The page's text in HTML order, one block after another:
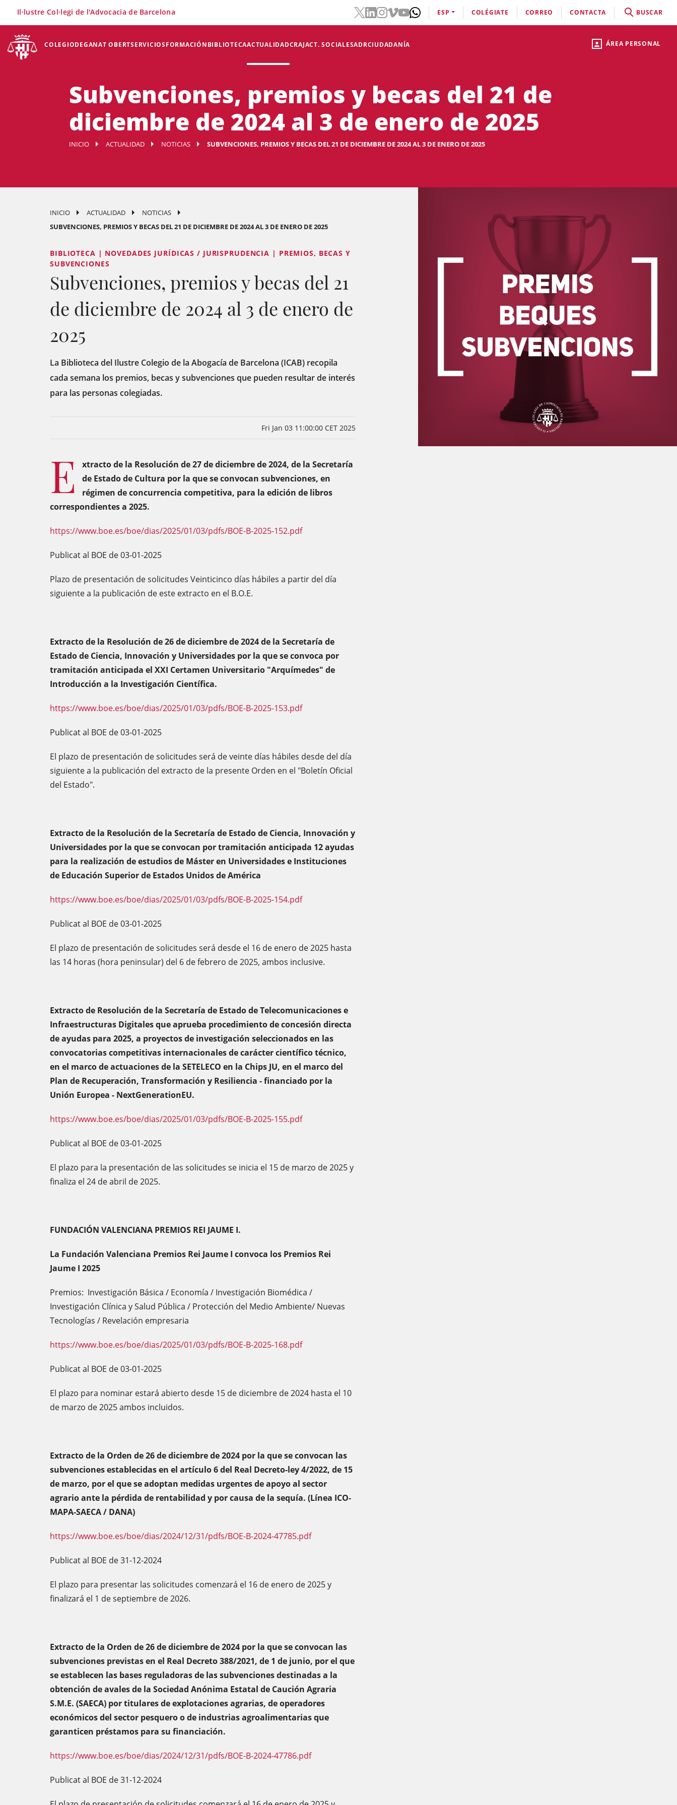
ÁREA PERSONAL
COLEGIODEGANAT OBERTSERVICIOSFORMACIÓNBIBLIOTECAACTUALIDADCRAJACT. SOCIALESADRCIUDADANÍA
Il·lustre Col·legi de l'Advocacia de Barcelona ESP COLÉGIATE CORREO CONTACTA BUSCAR
Subvenciones, premios y becas del 21 de
diciembre de 2024 al 3 de enero de 2025
INICIO ACTUALIDAD NOTICIAS SUBVENCIONES, PREMIOS Y BECAS DEL 21 DE DICIEMBRE DE 2024 AL 3 DE ENERO DE 2025
INICIO ACTUALIDAD
NOTICIAS
SUBVENCIONES, PREMIOS Y BECAS DEL 21 DE DICIEMBRE DE 2024 AL 3 DE ENERO DE 2025
BIBLIOTECA | NOVEDADES JURÍDICAS / JURISPRUDENCIA | PREMIOS, BECAS Y
SUBVENCIONES
Subvenciones, premios y becas del 21
de diciembre de 2024 al 3 de enero de
2025
La Biblioteca del Ilustre Colegio de la Abogacía de Barcelona (ICAB) recopila
cada semana los premios, becas y subvenciones que pueden resultar de interés
para las personas colegiadas.
Fri Jan 03 11:00:00 CET 2025
E
xtracto de la Resolución de 27 de diciembre de 2024, de la Secretaría
de Estado de Cultura por la que se convocan subvenciones, en
régimen de concurrencia competitiva, para la edición de libros
correspondientes a 2025.
https://www.boe.es/boe/dias/2025/01/03/pdfs/BOE-B-2025-152.pdf
Publicat al BOE de 03-01-2025
Plazo de presentación de solicitudes Veinticinco días hábiles a partir del día
siguiente a la publicación de este extracto en el B.O.E.
Extracto de la Resolución de 26 de diciembre de 2024 de la Secretaría de
Estado de Ciencia, Innovación y Universidades por la que se convoca por
tramitación anticipada el XXI Certamen Universitario "Arquímedes" de
Introducción a la Investigación Científica.
https://www.boe.es/boe/dias/2025/01/03/pdfs/BOE-B-2025-153.pdf
Publicat al BOE de 03-01-2025
El plazo de presentación de solicitudes será de veinte días hábiles desde del día
siguiente a la publicación del extracto de la presente Orden en el "Boletín Oficial
del Estado".
Extracto de la Resolución de la Secretaría de Estado de Ciencia, Innovación y
Universidades por la que se convocan por tramitación anticipada 12 ayudas
para la realización de estudios de Máster en Universidades e Instituciones
de Educación Superior de Estados Unidos de América
https://www.boe.es/boe/dias/2025/01/03/pdfs/BOE-B-2025-154.pdf
Publicat al BOE de 03-01-2025
El plazo de presentación de solicitudes será desde el 16 de enero de 2025 hasta
las 14 horas (hora peninsular) del 6 de febrero de 2025, ambos inclusive.
Extracto de Resolución de la Secretaría de Estado de Telecomunicaciones e
Infraestructuras Digitales que aprueba procedimiento de concesión directa
de ayudas para 2025, a proyectos de investigación seleccionados en las
convocatorias competitivas internacionales de carácter científico técnico,
en el marco de actuaciones de la SETELECO en la Chips JU, en el marco del
Plan de Recuperación, Transformación y Resiliencia - financiado por la
Unión Europea - NextGenerationEU.
https://www.boe.es/boe/dias/2025/01/03/pdfs/BOE-B-2025-155.pdf
Publicat al BOE de 03-01-2025
El plazo para la presentación de las solicitudes se inicia el 15 de marzo de 2025 y
finaliza el 24 de abril de 2025.
FUNDACIÓN VALENCIANA PREMIOS REI JAUME I.
La Fundación Valenciana Premios Rei Jaume I convoca los Premios Rei
Jaume I 2025
Premios: Investigación Básica / Economía / Investigación Biomédica /
Investigación Clínica y Salud Pública / Protección del Medio Ambiente/ Nuevas
Tecnologías / Revelación empresaria
https://www.boe.es/boe/dias/2025/01/03/pdfs/BOE-B-2025-168.pdf
Publicat al BOE de 03-01-2025
El plazo para nominar estará abierto desde 15 de diciembre de 2024 hasta el 10
de marzo de 2025 ambos incluidos.
Extracto de la Orden de 26 de diciembre de 2024 por la que se convocan las
subvenciones establecidas en el artículo 6 del Real Decreto-ley 4/2022, de 15
de marzo, por el que se adoptan medidas urgentes de apoyo al sector
agrario ante la pérdida de rentabilidad y por causa de la sequía. (Línea ICO-
MAPA-SAECA / DANA)
https://www.boe.es/boe/dias/2024/12/31/pdfs/BOE-B-2024-47785.pdf
Publicat al BOE de 31-12-2024
El plazo para presentar las solicitudes comenzará el 16 de enero de 2025 y
finalizará el 1 de septiembre de 2026.
Extracto de la Orden de 26 de diciembre de 2024 por la que se convocan las
subvenciones previstas en el Real Decreto 388/2021, de 1 de junio, por el que
se establecen las bases reguladoras de las subvenciones destinadas a la
obtención de avales de la Sociedad Anónima Estatal de Caución Agraria
S.M.E. (SAECA) por titulares de explotaciones agrarias, de operadores
económicos del sector pesquero o de industrias agroalimentarias que
garanticen préstamos para su financiación.
https://www.boe.es/boe/dias/2024/12/31/pdfs/BOE-B-2024-47786.pdf
Publicat al BOE de 31-12-2024